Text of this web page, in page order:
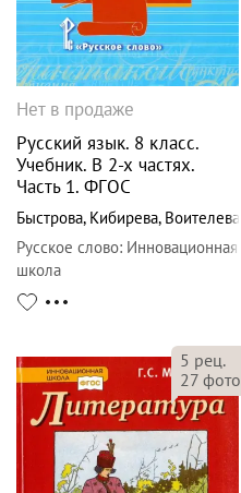
Нет в продаже
Русский язык. 8 класс.
Учебник. В 2-х частях.
Часть 1. ФГОС
Быстрова, Кибирева, Воителева
Русское слово: Инновационная
школа
5 рец.
27 фото